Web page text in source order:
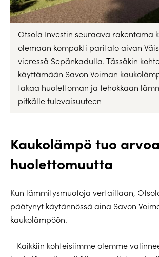
Otsola Investin seuraava rakentama
olemaan kompakti paritalo aivan
vieressä Sepänkadulla. Tässäkin
käyttämään Savon Voiman
takaa huolettoman ja tehokkaan
pitkälle tulevaisuuteen
Kaukolämpö tuo
huolettomuutta
Kun lämmitysmuotoja vertaillaan,
päätynyt käytännössä aina Savon
kaukolämpöön.
– Kaikkiin kohteisiimme olemme